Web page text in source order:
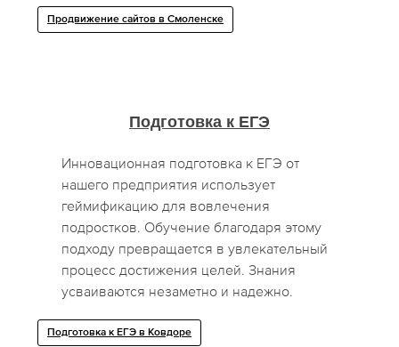
Продвижение сайтов в Смоленске
Подготовка к ЕГЭ
Инновационная подготовка к ЕГЭ от
нашего предприятия использует
геймификацию для вовлечения
подростков. Обучение благодаря этому
подходу превращается в увлекательный
процесс достижения целей. Знания
усваиваются незаметно и надежно.
Подготовка к ЕГЭ в Ковдоре